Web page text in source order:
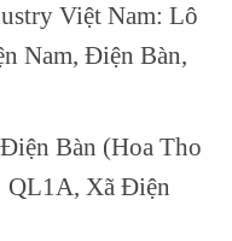
Việt Nam: Lô
Nam, Điện Bàn,
Bàn (Hoa Tho
QL1A, Xã Điện